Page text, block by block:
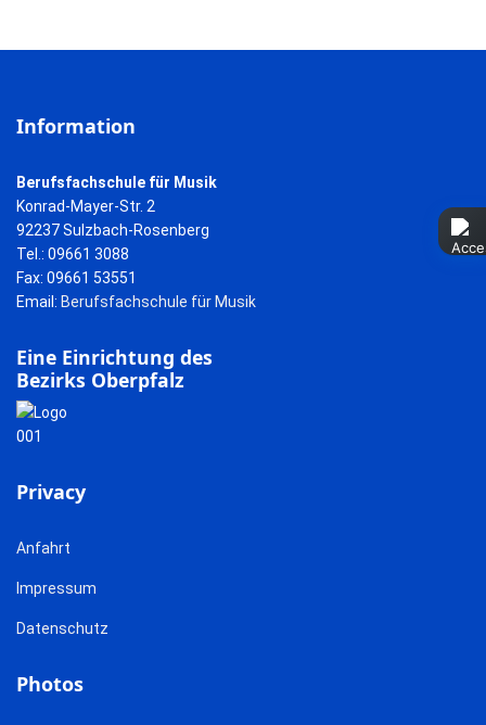
Information
Berufsfachschule für Musik
Konrad-Mayer-Str. 2
92237 Sulzbach-Rosenberg
Tel.: 09661 3088
Fax: 09661 53551
Email: Berufsfachschule für Musik
Eine Einrichtung des
Bezirks Oberpfalz
Privacy
Anfahrt
Impressum
Datenschutz
Photos